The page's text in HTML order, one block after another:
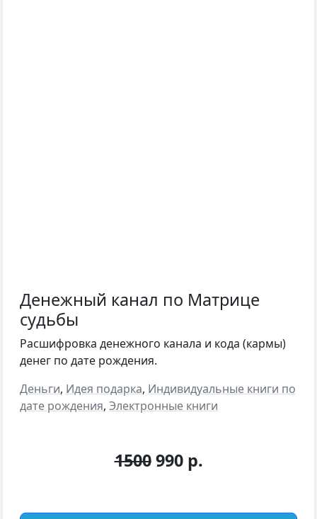
Денежный канал по Матрице
судьбы
Расшифровка денежного канала и кода (кармы)
денег по дате рождения.
Деньги, Идея подарка, Индивидуальные книги по
дате рождения, Электронные книги
1500990 р.